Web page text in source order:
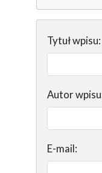
Tytuł wpisu:
Autor
E-mail: